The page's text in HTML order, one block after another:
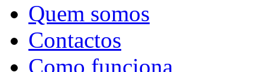
Quem somos
Contactos
Como funciona